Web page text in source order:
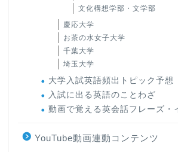
文化構想学部・文学部
慶応大学
お茶の水女子大学
千葉大学
埼玉大学
大学入試英語頻出トピック予想
入試に出る英語のことわざ
動画で覚える英会話フレーズ・
YouTube動画連動コンテンツ